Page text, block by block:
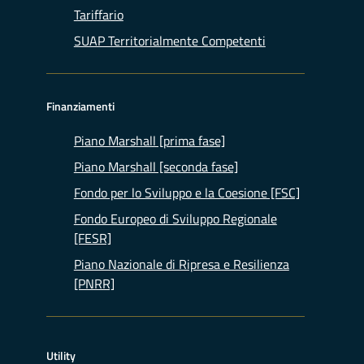
Tariffario
SUAP Territorialmente Competenti
Finanziamenti
Piano Marshall [prima fase]
Piano Marshall [seconda fase]
Fondo per lo Sviluppo e la Coesione [FSC]
Fondo Europeo di Sviluppo Regionale
[FESR]
Piano Nazionale di Ripresa e Resilienza
[PNRR]
Utility